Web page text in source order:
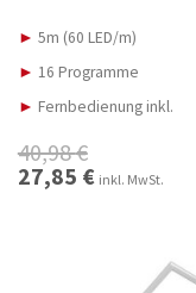
► 5m (60 LED/m)
► 16 Programme
► Fernbedienung inkl.
40,98€
Ursprünglicher
Preis
27,85 €Aktueller
Preis
inkl. MwSt.